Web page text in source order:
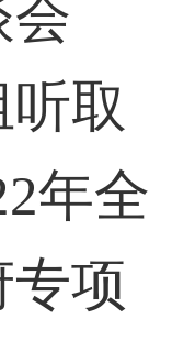
听取
年全
项